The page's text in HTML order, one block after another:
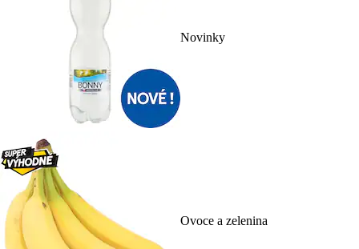
Novinky
Ovoce a zelenina